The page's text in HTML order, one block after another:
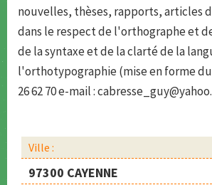
nouvelles, thèses, rapports, articles
dans le respect de l'orthographe et
de la syntaxe et de la clarté de la
l'orthotypographie (mise en forme du
26 62 70 e-mail :
Ville :
97300 CAYENNE